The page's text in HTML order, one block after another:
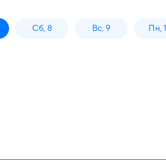
Сб, 8 Вс, 9 Пн,